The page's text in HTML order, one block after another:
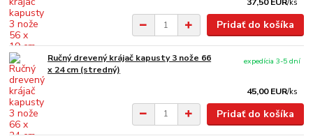
37,50 EUR/ks
Pridať do košíka
Ručný drevený krájač kapusty 3 nože 66
x 24 cm (stredný)
45,00 EUR/ks
expedícia 3-5 dní
Pridať do košíka